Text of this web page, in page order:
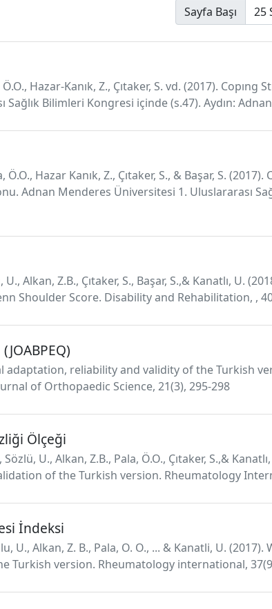
Sayfa Başı
Hazar-Kanık, Z., Çıtaker, S. vd. (2017).
Bilimleri Kongresi içinde (s.47). Aydın:
Ö.O., Hazar Kanık, Z., Çıtaker, S., & Başar, S.
Adnan Menderes Üniversitesi 1. Uluslararası
U., Alkan, Z.B., Çıtaker, S., Başar, S.,& Kanatlı, U.
Shoulder Score. Disability and Rehabilitation, ,
adaptation, reliability and validity of the Turkish
of Orthopaedic Science, 21(3), 295-298
Ölçeği
Sözlü, U., Alkan, Z.B., Pala, Ö.O., Çıtaker, S.,&
of the Turkish version. Rheumatology
İndeksi
U., Alkan, Z. B., Pala, O. O., ... & Kanatli, U.
Turkish version. Rheumatology international,